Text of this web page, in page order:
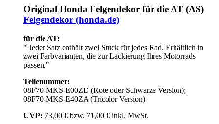
Original Honda Felgendekor für die AT (AS)
Felgendekor (honda.de)
für die AT:
" Jeder Satz enthält zwei Stück für jedes Rad. Erhältlich in
zwei Farbvarianten, die zur Lackierung Ihres Motorrads
passen."
Teilenummer:
08F70-MKS-E00ZD (Rote oder Schwarze Version);
08F70-MKS-E40ZA (Tricolor Version)
UVP: 73,00 € bzw. 71,00 € inkl. MwSt.